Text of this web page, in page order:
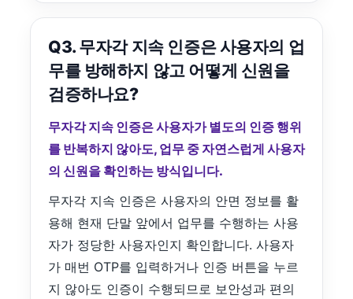
Q3. 무자각 지속 인증은 사용자의 업
무를 방해하지 않고 어떻게 신원을
검증하나요?
무자각 지속 인증은 사용자가 별도의 인증 행위
를 반복하지 않아도, 업무 중 자연스럽게 사용자
의 신원을 확인하는 방식입니다.
무자각 지속 인증은 사용자의 안면 정보를 활
용해 현재 단말 앞에서 업무를 수행하는 사용
자가 정당한 사용자인지 확인합니다. 사용자
가 매번 OTP를 입력하거나 인증 버튼을 누르
지 않아도 인증이 수행되므로 보안성과 편의